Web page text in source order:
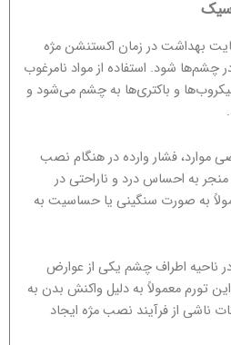
بهداشت در زمان اکستنشن مژه
چشم‌ها شود. استفاده از مواد نامرغوب
و باکتری‌ها به چشم می‌شود و
موارد، فشار وارده در هنگام نصب
به احساس درد و ناراحتی در
به صورت سنگینی یا حساسیت به
ناحیه اطراف چشم یکی از عوارض
تورم معمولاً به دلیل واکنش بدن به
ناشی از فرآیند نصب مژه ایجاد